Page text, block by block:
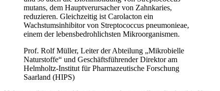
mutans, dem Hauptverursacher von Zahnkaries,
reduzieren. Gleichzeitig ist Carolacton ein
Wachstumsinhibitor von Streptococcus pneumonieae,
einem der lebensbedrohlichsten Mikroorganismen.
Prof. Rolf Müller, Leiter der Abteilung „Mikrobielle
Naturstoffe“ und Geschäftsführender Direktor am
Helmholtz-Institut für Pharmazeutische Forschung
Saarland (HIPS)